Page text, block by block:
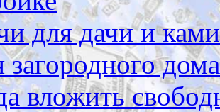
для дачи и
загородного дома
вложить